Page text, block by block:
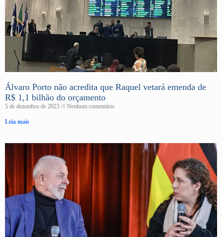
Álvaro Porto não acredita que Raquel vetará emenda de
R$ 1,1 bilhão do orçamento
5 de dezembro de 2023 Nenhum comentário
Leia mais